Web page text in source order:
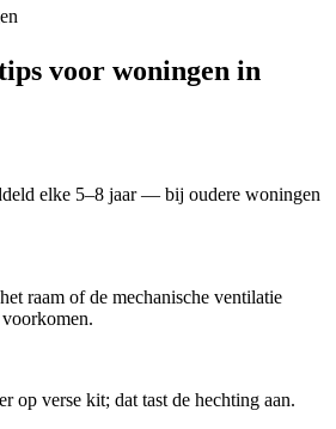
voor woningen in
elke 5–8 jaar — bij oudere woningen
raam of de mechanische ventilatie
op verse kit; dat tast de hechting aan.